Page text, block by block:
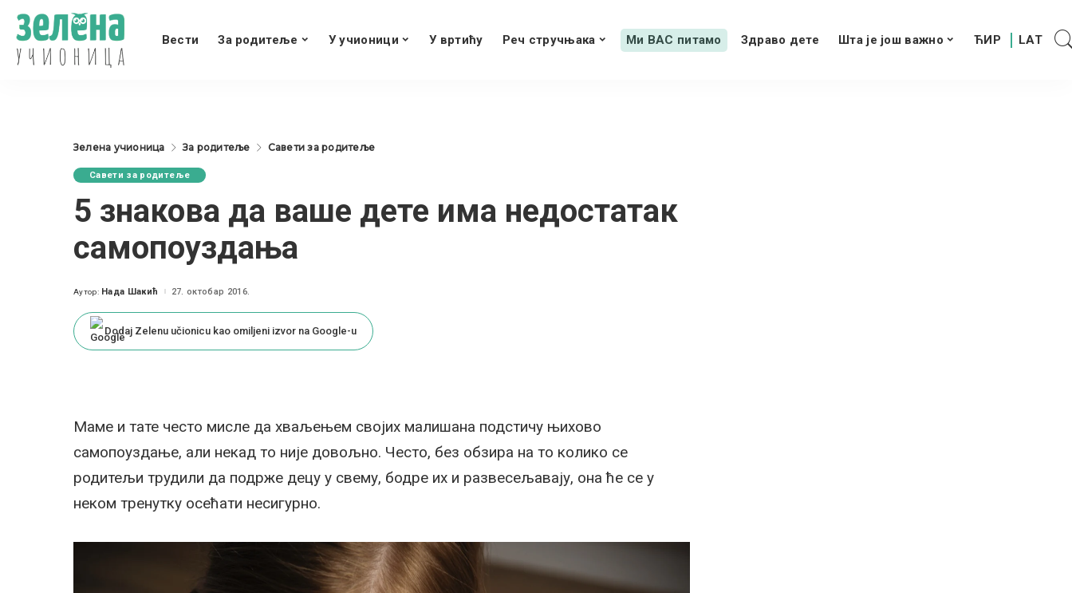
Вести За родитеље У учионици У вртићу Реч стручњака Ми ВАС питамо Здраво дете Шта је још важно
Зелена учионица За родитеље Савети за родитеље
Савети за родитеље
5 знакова да ваше дете има недостатак
самопоуздања
Posted
Аутор: Нада Шакић 27. октобар 2016.
Dodaj Zelenu učionicu kao omiljeni izvor na Google-u
Маме и тате често мисле да хваљењем својих малишана подстичу њихово
самопоуздање, али некад то није довољно. Често, без обзира на то колико се
родитељи трудили да подрже децу у свему, бодре их и развесељавају, она ће се у
неком тренутку осећати несигурно.